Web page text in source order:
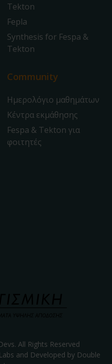
Tekton
Fepla
Synthesis for Fespa &
Tekton
Community
Ημερολόγιο μαθημάτων
Κέντρα εκμάθησης
Fespa & Tekton για
φοιτητές
All Rights Reserved
and Developed by Double